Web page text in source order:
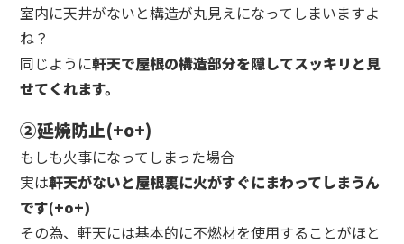
室内に天井がないと構造が丸見えになってしまいますよ
ね？
同じように軒天で屋根の構造部分を隠してスッキリと見
せてくれます。
②延焼防止(+o+)
もしも火事になってしまった場合
実は軒天がないと屋根裏に火がすぐにまわってしまうん
です(+o+)
その為、軒天には基本的に不燃材を使用することがほと